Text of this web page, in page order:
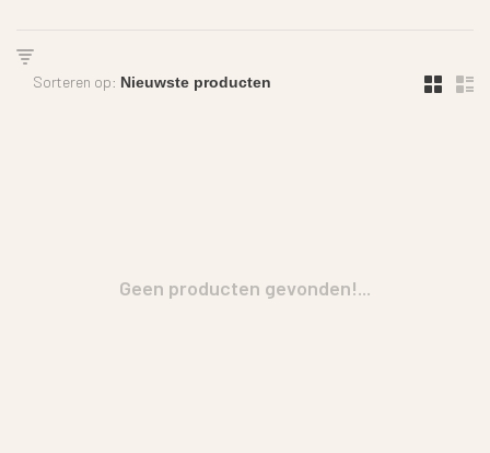
Sorteren op:
Geen producten gevonden!...